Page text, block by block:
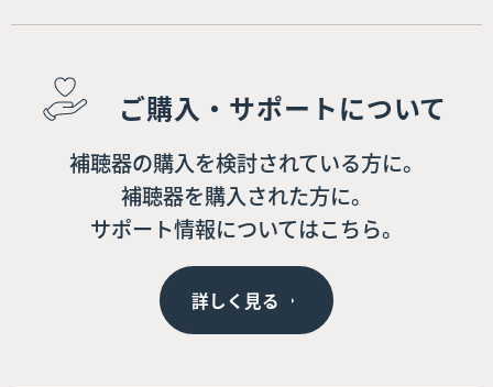
ご購入・サポートについて
補聴器の購入を検討されている方に。
補聴器を購入された方に。
サポート情報についてはこちら。
詳しく見る